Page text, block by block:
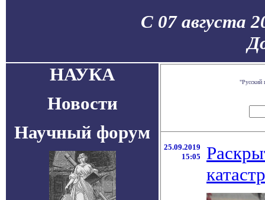
С 07 августа
НАУКА
Новости
Научный форум
"Русский
25.09.2019
15:05